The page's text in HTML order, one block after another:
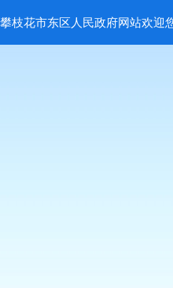
攀枝花市东区人民政府网站欢迎